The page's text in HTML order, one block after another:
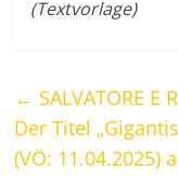
(Textvorlage)
← SALVATORE E
Der Titel
(VÖ: 11.04.2025)